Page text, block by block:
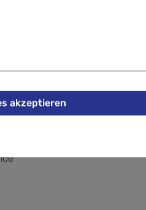
befestigen können.
akzeptieren